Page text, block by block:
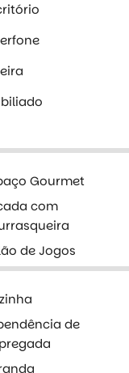
Gourmet
com
de Jogos
de